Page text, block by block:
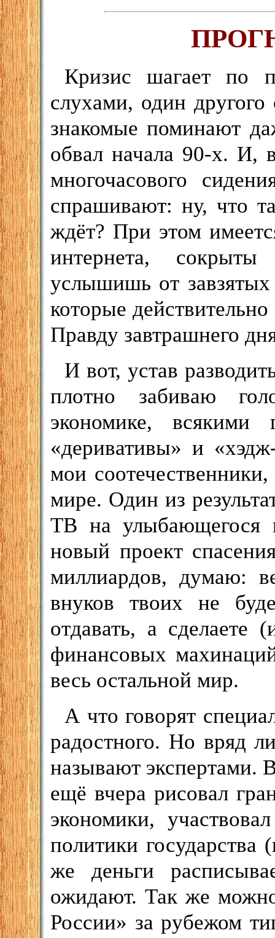
Кризис шагает по
слухами, один
знакомые поминают
обвал начала 90-х. И,
многочасового
спрашивают: ну, что
ждёт? При этом
интернета,
услышишь от завзятых
которые
Правду завтрашнего
И вот, устав
плотно забиваю
экономике,
«деривативы» и
мои
мире. Один из
ТВ на улыбающегося
новый проект
миллиардов, думаю:
внуков твоих не
отдавать, а сделаете
финансовых
весь остальной мир.
А что говорят
радостного. Но вряд
называют экспертами.
ещё вчера рисовал
экономики,
политики государства
же деньги
ожидают. Так же
России» за рубежом